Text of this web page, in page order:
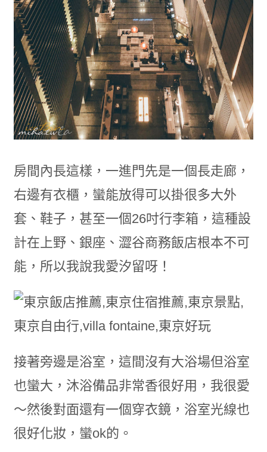
房間內長這樣，一進門先是一個長走廊，
右邊有衣櫃，蠻能放得可以掛很多大外
套、鞋子，甚至一個26吋行李箱，這種設
計在上野、銀座、澀谷商務飯店根本不可
能，所以我說我愛汐留呀！
接著旁邊是浴室，這間沒有大浴場但浴室
也蠻大，沐浴備品非常香很好用，我很愛
～然後對面還有一個穿衣鏡，浴室光線也
很好化妝，蠻ok的。